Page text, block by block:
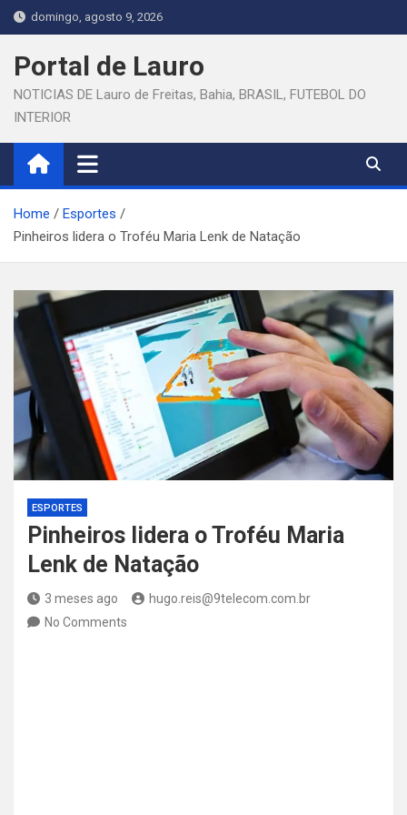
Skip
to
content
domingo, agosto 9, 2026
Portal de Lauro
NOTICIAS DE Lauro de Freitas, Bahia, BRASIL, FUTEBOL DO
INTERIOR
Home
Esportes
Pinheiros lidera o Troféu Maria Lenk de Natação
ESPORTES
Pinheiros lidera o Troféu Maria
Lenk de Natação
3 meses ago
hugo.reis@9telecom.com.br
No Comments